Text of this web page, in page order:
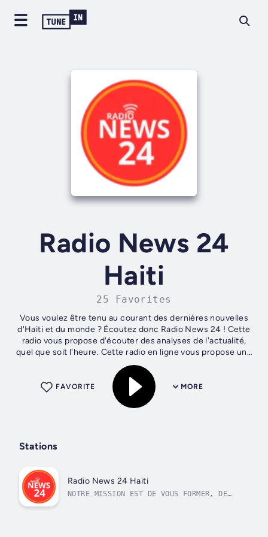
Radio News 24
Haiti
25 Favorites
Vous voulez être tenu au courant des dernières nouvelles
d'Haiti et du monde ? Écoutez donc Radio News 24 ! Cette
radio vous propose d'écouter des analyses de l'actualité,
quel que soit l'heure. Cette radio en ligne vous propose une
diffusion en...
MORE
FAVORITE
Stations
Radio News 24 Haiti
NOTRE MISSION EST DE VOUS FORMER, DE